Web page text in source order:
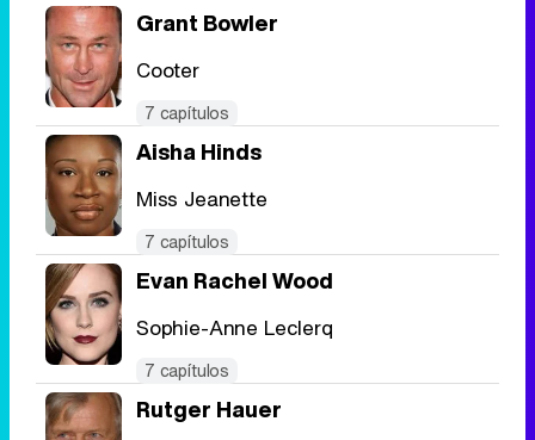
Grant Bowler
Cooter
7 capítulos
Aisha Hinds
Miss Jeanette
7 capítulos
Evan Rachel Wood
Sophie-Anne Leclerq
7 capítulos
Rutger Hauer